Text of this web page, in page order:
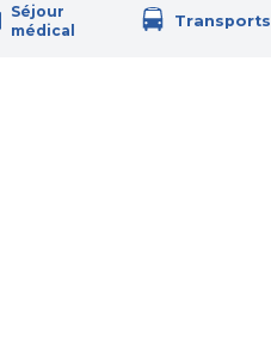
Séjour
médical
Transports